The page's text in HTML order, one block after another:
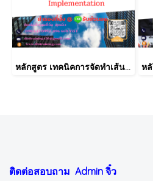
หลักสูตร เทคนิคการจัดทำเส้นทางการฝึกอบรม และการพัฒนาบุคลากร เป็นรายบุคคลอย่างเป็นระบบ Effective Training and Development Road Map & IDP Implementation
ติดต่อสอบถาม Admin จิ๋ว